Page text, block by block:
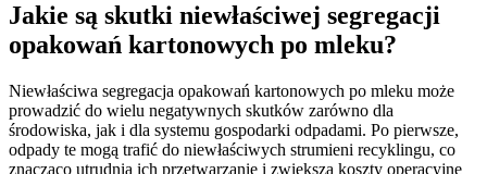
Jakie są skutki niewłaściwej segregacji
opakowań kartonowych po mleku?
Niewłaściwa segregacja opakowań kartonowych po mleku może
prowadzić do wielu negatywnych skutków zarówno dla
środowiska, jak i dla systemu gospodarki odpadami. Po pierwsze,
odpady te mogą trafić do niewłaściwych strumieni recyklingu, co
znacząco utrudnia ich przetwarzanie i zwiększa koszty operacyjne